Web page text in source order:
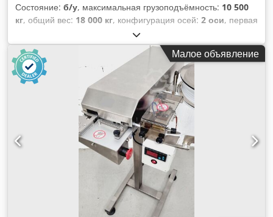
Состояние: б/у, максимальная грузоподъёмность: 10 500
кг, общий вес: 18 000 кг, конфигурация осей: 2 оси, первая
, следующая проверка (TÜV):
длина грузового отсека:5 000 мм, ширина пространства
для загрузки:
, высота грузового отсека:900 мм,
Год выпуска:
2015 , Оборудование: ABS,
Малое объявление